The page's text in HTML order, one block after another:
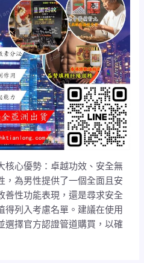
核心優勢：卓越功效、安全無
，為男性提供了一個全面且安
善性功能表現，還是尋求安全
得列入考慮名單。建議在使用
選擇官方認證管道購買，以確